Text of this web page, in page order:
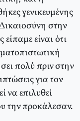
γενικευμένης
στην
είναι ότι
πολύ πριν στην
για τον
να επιλυθεί
την προκάλεσαν.